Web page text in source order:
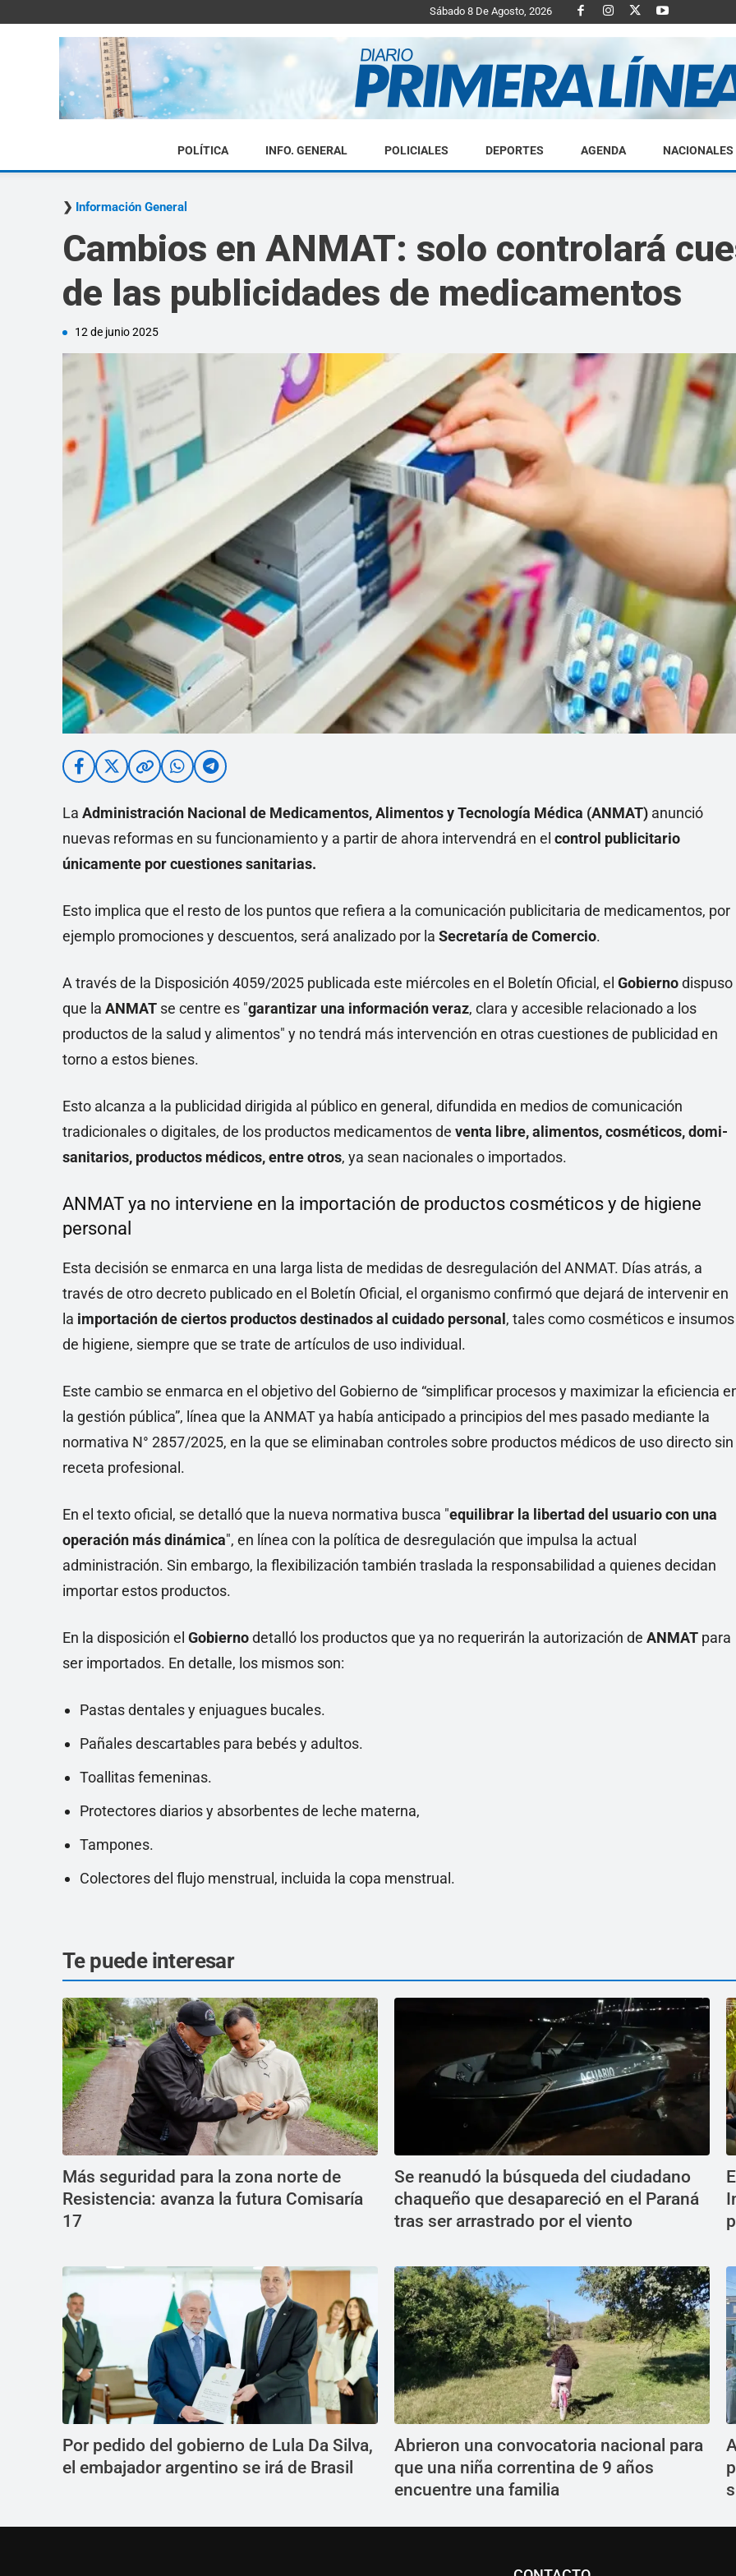
Sábado 8 De Agosto, 2026
Diario
Linea
POLÍTICA INFO. GENERAL POLICIALES DEPORTES AGENDA NACIONALES
Información General
Cambios en ANMAT: solo controlará
de las publicidades de medicamentos
12 de junio 2025
La Administración Nacional de Medicamentos, Alimentos y Tecnología Médica (ANMAT) anunció
nuevas reformas en su funcionamiento y a partir de ahora intervendrá en el control publicitario
únicamente por cuestiones sanitarias.
Esto implica que el resto de los puntos que refiera a la comunicación publicitaria de medicamentos, por
ejemplo promociones y descuentos, será analizado por la Secretaría de Comercio.
A través de la Disposición 4059/2025 publicada este miércoles en el Boletín Oficial, el Gobiernodispuso
que la ANMAT se centre es "garantizar una información veraz, clara y accesible relacionado a los
productos de la salud y alimentos" y no tendrá más intervención en otras cuestiones de publicidad en
torno a estos bienes.
Esto alcanza a la publicidad dirigida al público en general, difundida en medios de comunicación
tradicionales o digitales, de los productos medicamentos de venta libre, alimentos, cosméticos, domi-
sanitarios, productos médicos, entre otros, ya sean nacionales o importados.
ANMAT ya no interviene en la importación de productos cosméticos y de higiene
personal
Esta decisión se enmarca en una larga lista de medidas de desregulación del ANMAT. Días atrás, a
través de otro decreto publicado en el Boletín Oficial, el organismo confirmó que dejará de intervenir en
la importación de ciertos productos destinados al cuidado personal , tales como cosméticos e insumos
de higiene, siempre que se trate de artículos de uso individual.
Este cambio se enmarca en el objetivo del Gobierno de “simplificar procesos y maximizar la eficiencia
la gestión pública”, línea que la ANMAT ya había anticipado a principios del mes pasado mediante la
normativa N° 2857/2025, en la que se eliminaban controles sobre productos médicos de uso directo sin
receta profesional.
En el texto oficial, se detalló que la nueva normativa busca "equilibrar la libertad del usuario con una
operación más dinámica", en línea con la política de desregulación que impulsa la actual
administración. Sin embargo, la flexibilización también traslada la responsabilidad a quienes decidan
importar estos productos.
En la disposición el Gobiernodetalló los productos que ya no requerirán la autorización de ANMAT para
ser importados. En detalle, los mismos son:
Pastas dentales y enjuagues bucales.
Pañales descartables para bebés y adultos.
Toallitas femeninas.
Protectores diarios y absorbentes de leche materna,
Tampones.
Colectores del flujo menstrual, incluida la copa menstrual.
Te puede interesar
Más seguridad para la zona norte de
Resistencia: avanza la futura Comisaría
17
Se reanudó la búsqueda del ciudadano
chaqueño que desapareció en el Paraná
tras ser arrastrado por el viento
Por pedido del gobierno de Lula Da Silva,
el embajador argentino se irá de Brasil
Abrieron una convocatoria nacional para
que una niña correntina de 9 años
encuentre una familia